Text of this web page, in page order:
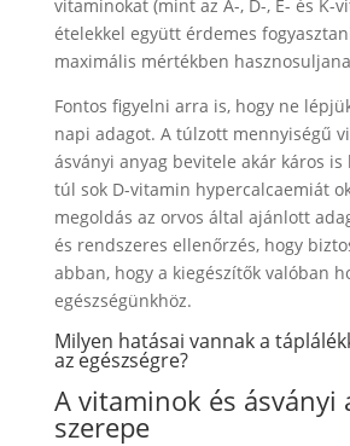
vitaminokat (mint az A-, D-, E- és K-
ételekkel együtt érdemes
maximális mértékben
Fontos figyelni arra is, hogy ne
napi adagot. A túlzott mennyiségű
ásványi anyag bevitele akár káros
túl sok D-vitamin hypercalcaemiát
megoldás az orvos által ajánlott
és rendszeres ellenőrzés, hogy
abban, hogy a kiegészítők valóban
egészségünkhöz.
Milyen hatásai vannak a
az egészségre?
A vitaminok és ásványi
szerepe